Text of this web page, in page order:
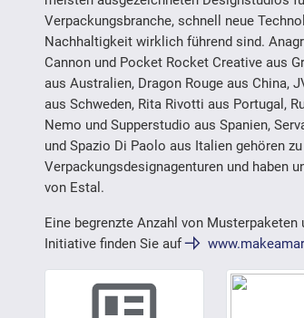
Verpackungsbranche, schnell neue
Nachhaltigkeit wirklich führend sind.
Cannon und Pocket Rocket Creative aus
aus Australien, Dragon Rouge aus China,
aus Schweden, Rita Rivotti aus Portugal,
Nemo und Supperstudio aus Spanien,
und Spazio Di Paolo aus Italien gehören
Verpackungsdesignagenturen und haben
von Estal.
Eine begrenzte Anzahl von
Initiative finden Sie auf